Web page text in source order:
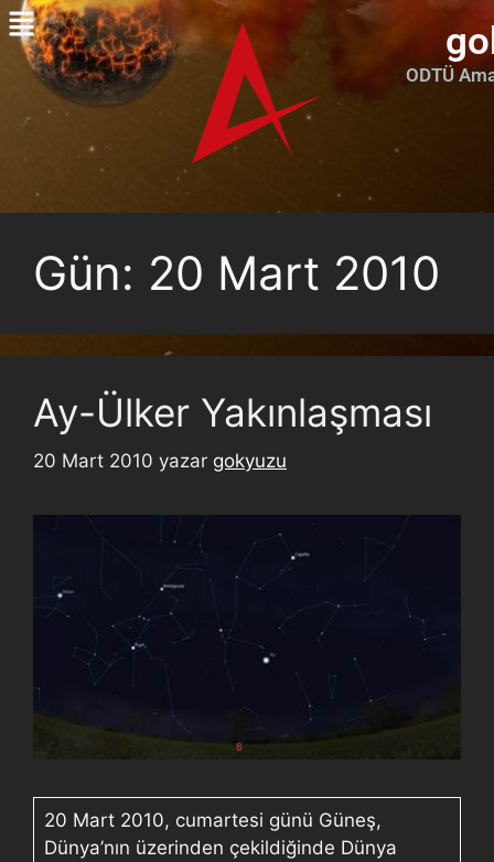
ODTÜ
Gün: 20 Mart 2010
Ay-Ülker Yakınlaşması
20 Mart 2010 yazar gokyuzu
20 Mart 2010, cumartesi günü Güneş,
Dünya’nın üzerinden çekildiğinde Dünya